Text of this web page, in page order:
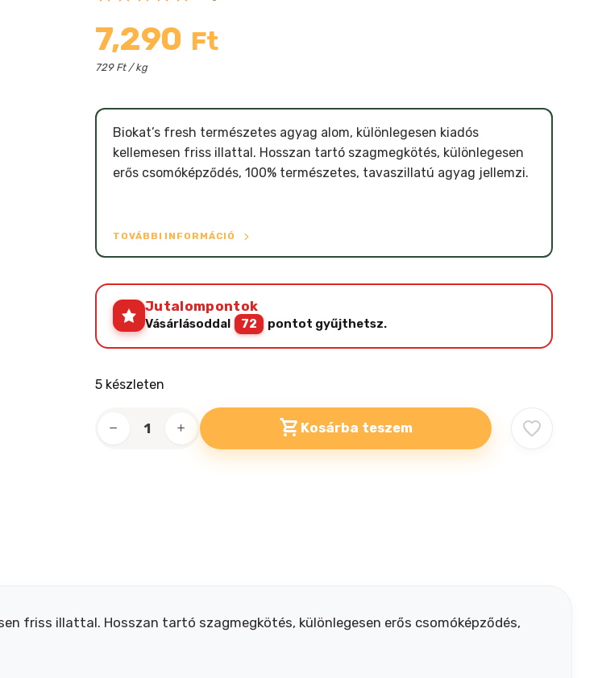
7,290 Ft
729 Ft / kg
Biokat’s fresh természetes agyag alom, különlegesen kiadós
kellemesen friss illattal. Hosszan tartó szagmegkötés, különlegesen
erős csomóképződés, 100% természetes, tavaszillatú agyag jellemzi.
TOVÁBBI INFORMÁCIÓ
Jutalompontok
Vásárlásoddal 72 pontot gyűjthetsz.
5 készleten
Kosárba teszem
friss illattal. Hosszan tartó szagmegkötés, különlegesen erős csomóképződés,